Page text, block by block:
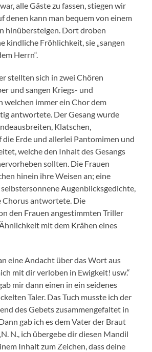
alle Gäste zu fassen, stiegen wir
denen kann man bequem von einem
hinübersteigen. Dort droben
kindliche Fröhlichkeit, sie „sangen
Herrn“.
stellten sich in zwei Chören
und sangen Kriegs- und
welchen immer ein Chor dem
antwortete. Der Gesang wurde
Klatschen,
die Erde und allerlei Pantomimen und
welche den Inhalt des Gesangs
sollten. Die Frauen
hinein ihre Weisen an; eine
Augenblicksgedichte,
Chorus antwortete. Die
den Frauen angestimmten Triller
mit dem Krähen eines
eine Andacht über das Wort aus
mit dir verloben in Ewigkeit! usw.“
mir dann einen in ein seidenes
Taler. Das Tuch musste ich der
des Gebets zusammengefaltet in
gab ich es dem Vater der Braut
N., ich übergebe dir diesen Mandil
Inhalt zum Zeichen, dass deine